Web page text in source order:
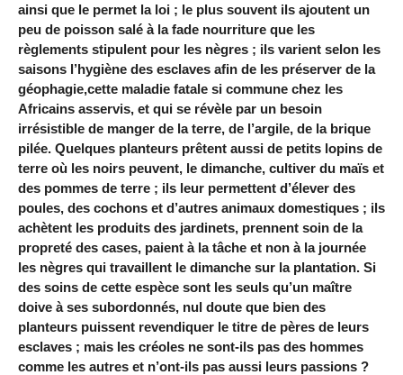
ainsi que le permet la loi ; le plus souvent ils ajoutent un
peu de poisson salé à la fade nourriture que les
règlements stipulent pour les nègres ; ils varient selon les
saisons l’hygiène des esclaves afin de les préserver de la
géophagie,cette maladie fatale si commune chez les
Africains asservis, et qui se révèle par un besoin
irrésistible de manger de la terre, de l’argile, de la brique
pilée. Quelques planteurs prêtent aussi de petits lopins de
terre où les noirs peuvent, le dimanche, cultiver du maïs et
des pommes de terre ; ils leur permettent d’élever des
poules, des cochons et d’autres animaux domestiques ; ils
achètent les produits des jardinets, prennent soin de la
propreté des cases, paient à la tâche et non à la journée
les nègres qui travaillent le dimanche sur la plantation. Si
des soins de cette espèce sont les seuls qu’un maître
doive à ses subordonnés, nul doute que bien des
planteurs puissent revendiquer le titre de pères de leurs
esclaves ; mais les créoles ne sont-ils pas des hommes
comme les autres et n’ont-ils pas aussi leurs passions ?